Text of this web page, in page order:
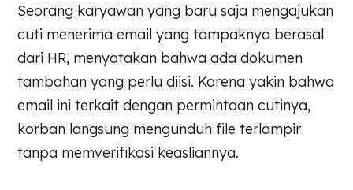
Seorang karyawan yang baru saja mengajukan
cuti menerima email yang tampaknya berasal
dari HR, menyatakan bahwa ada dokumen
tambahan yang perlu diisi. Karena yakin bahwa
email ini terkait dengan permintaan cutinya,
korban langsung mengunduh file terlampir
tanpa memverifikasi keasliannya.